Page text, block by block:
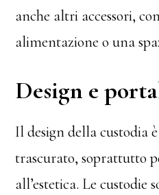
anche altri accessori,
alimentazione o una
Design e
Il design della custodia
trascurato, soprattutto
all’estetica. Le custodie